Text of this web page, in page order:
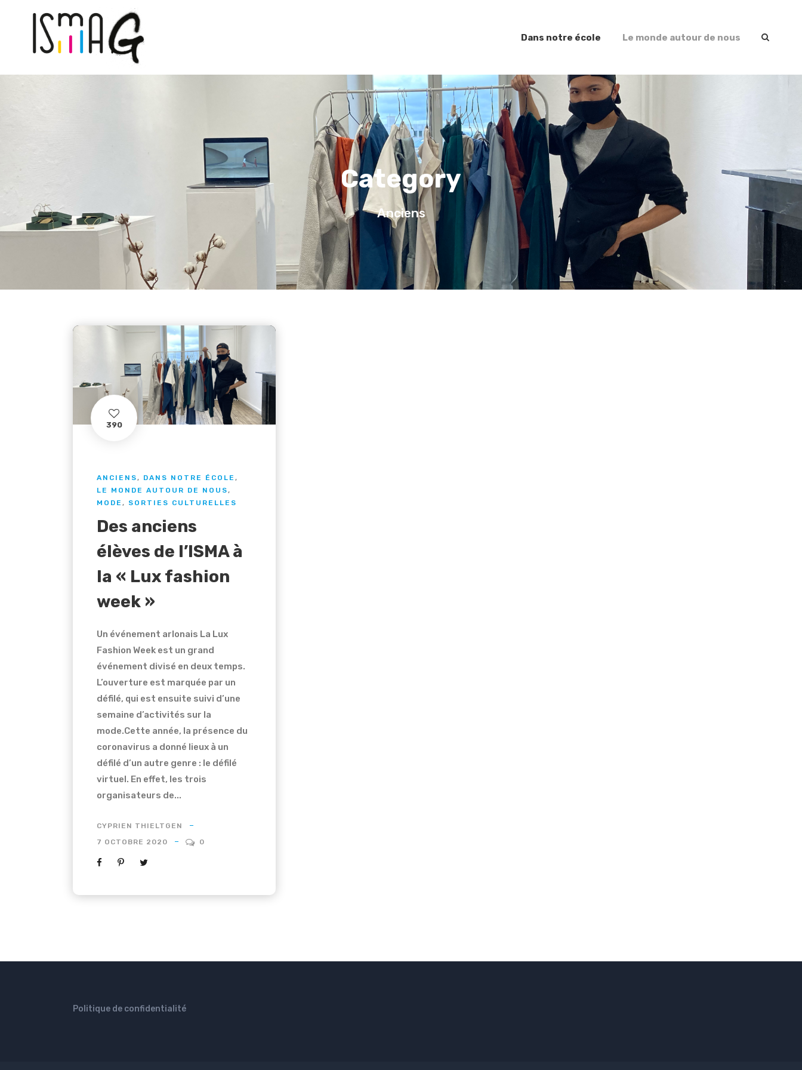
Dans notre école Le monde autour de nous
Category
Anciens
390
ANCIENS , DANS NOTRE ÉCOLE ,
LE MONDE AUTOUR DE NOUS ,
MODE , SORTIES CULTURELLES
Des anciens
élèves de l’ISMA à
la « Lux fashion
week »
Un événement arlonais La Lux
Fashion Week est un grand
événement divisé en deux temps.
L’ouverture est marquée par un
défilé, qui est ensuite suivi d’une
semaine d’activités sur la
mode.Cette année, la présence du
coronavirus a donné lieux à un
défilé d’un autre genre : le défilé
virtuel. En effet, les trois
organisateurs de...
CYPRIEN THIELTGEN
7 OCTOBRE 2020
0
Politique de confidentialité